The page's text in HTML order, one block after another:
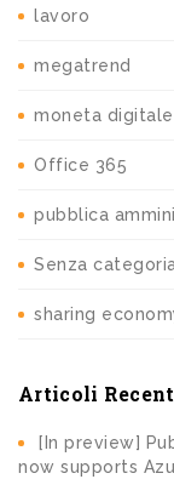
lavoro
megatrend
moneta digitale
Office 365
pubblica
Senza
sharing
Articoli
[In preview]
now supports